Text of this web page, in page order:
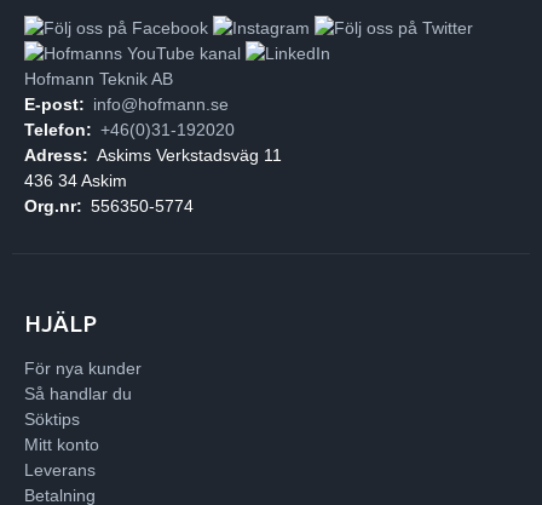
Hofmann Teknik AB
E-post: info@hofmann.se
Telefon: +46(0)31-192020
Adress: Askims Verkstadsväg 11
436 34 Askim
Org.nr: 556350-5774
HJÄLP
För nya kunder
Så handlar du
Söktips
Mitt konto
Leverans
Betalning